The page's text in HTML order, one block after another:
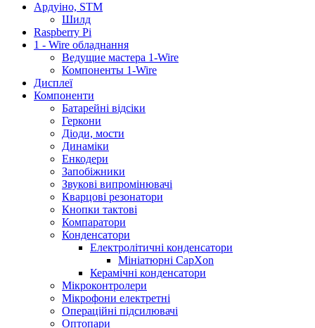
Ардуіно, STM
Шилд
Raspberry Pi
1 - Wire обладнання
Ведущие мастера 1-Wire
Компоненты 1-Wire
Дисплеї
Компоненти
Батарейні відсіки
Геркони
Діоди, мости
Динаміки
Енкодери
Запобіжники
Звукові випромінювачі
Кварцові резонатори
Кнопки тактові
Компаратори
Конденсатори
Електролітичні конденсатори
Мініатюрні CapXon
Керамічні конденсатори
Мікроконтролери
Мікрофони електретні
Операційні підсилювачі
Оптопари